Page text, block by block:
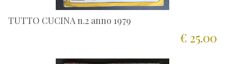
TUTTO CUCINA n.2 anno 1979
€ 25.00